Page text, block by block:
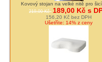
Kovový stojan na velké nitě pro
219,00 Kč 189,00 Kč s
156,20 Kč bez DPH
Ušetříte: 14% z ceny